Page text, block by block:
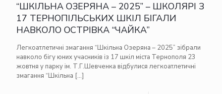
“ШКІЛЬНА ОЗЕРЯНА – 2025” – ШКОЛЯРІ З
17 ТЕРНОПІЛЬСЬКИХ ШКІЛ БІГАЛИ
НАВКОЛО ОСТРІВКА “ЧАЙКА”
Легкоатлетичні змагання “Шкільна Озеряна – 2025” зібрали
навколо бігу юних учасників із 17 шкіл міста Тернополя 23
жовтня у парку ім. Т.Г.Шевченка відбулися легкоатлетичні
змагання “Шкільна […]